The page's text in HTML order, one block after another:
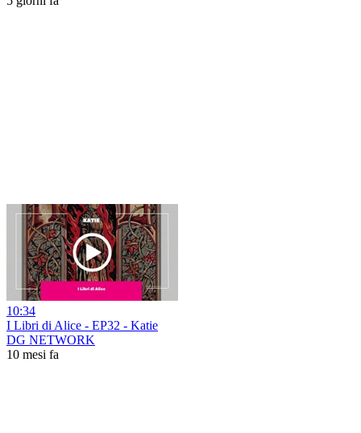
10:34
I Libri di Alice - EP32 - Katie
DG NETWORK
10 mesi fa